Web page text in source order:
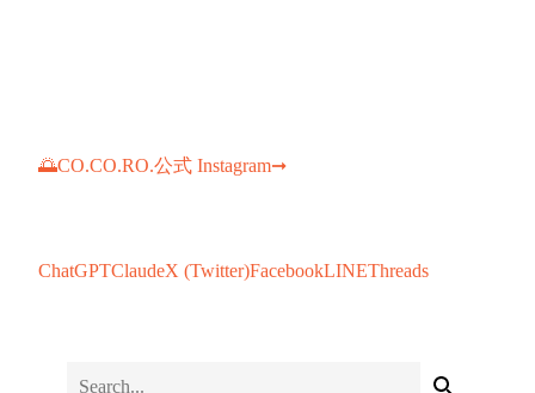
🌅CO.CO.RO.公式 Instagram➞
ChatGPTClaudeX (Twitter)FacebookLINEThreads